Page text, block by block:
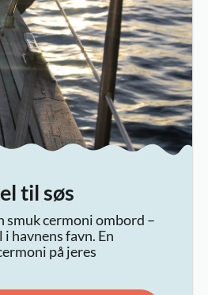
til søs
smuk cermoni ombord –
havnens favn. En
på jeres